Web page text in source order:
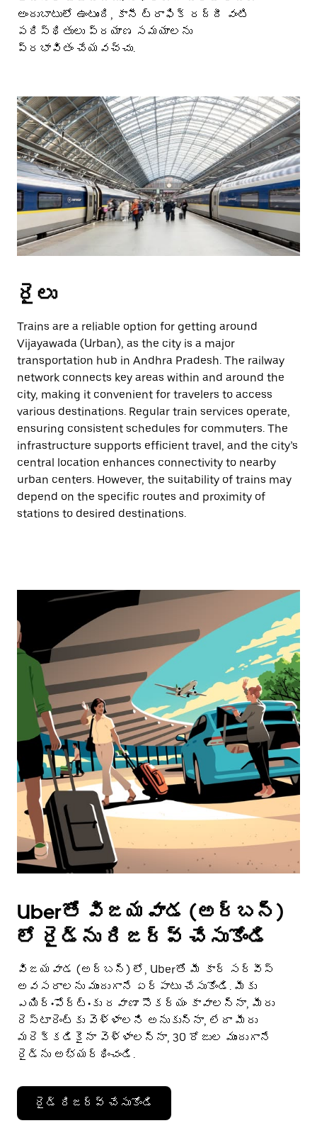
అందుబాటులో ఉంటుంది, కానీ ట్రాఫిక్ రద్దీ వంటి
పరిస్థితులు ప్రయాణ సమయాలను
ప్రభావితం చేయవచ్చు.
రైలు
Trains are a reliable option for getting around
Vijayawada (Urban), as the city is a major
transportation hub in Andhra Pradesh. The railway
network connects key areas within and around the
city, making it convenient for travelers to access
various destinations. Regular train services operate,
ensuring consistent schedules for commuters. The
infrastructure supports efficient travel, and the city’s
central location enhances connectivity to nearby
urban centers. However, the suitability of trains may
depend on the specific routes and proximity of
stations to desired destinations.
Uberతో విజయవాడ (అర్బన్)
లో రైడ్‌ను రిజర్వ్ చేసుకోండి
విజయవాడ (అర్బన్) లో, Uberతో మీ కార్ సర్వీస్
అవసరాలను ముందుగానే ఏర్పాటు చేసుకోండి. మీకు
ఎయిర్•పోర్ట్•కు రవాణా సౌకర్యం కావాలన్నా, మీరు
రెస్టారెంట్‌కు వెళ్ళాలని అనుకున్నా, లేదా మీరు
మరెక్కడికైనా వెళ్ళాలన్నా, 30 రోజుల ముందుగానే
రైడ్‌ను అభ్యర్థించండి.
రైడ్ రిజర్వ్ చేసుకోండి